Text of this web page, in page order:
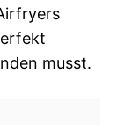
musst.